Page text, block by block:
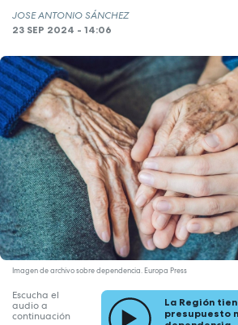
JOSE ANTONIO SÁNCHEZ
23 SEP 2024 - 14:06
Imagen de archivo sobre dependencia. Europa Press
Escucha el
audio a
continuación
La Región
presupuesto